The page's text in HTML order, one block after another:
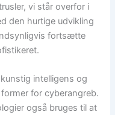
vi står overfor i
den hurtige udvikling
fortsætte
intelligens og
for cyberangreb.
også bruges til at